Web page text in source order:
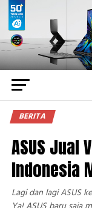
BERITA
ASUS Jual
Indonesia
Lagi dan lagi ASUS